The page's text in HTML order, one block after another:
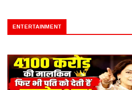
ENTERTAINMENT